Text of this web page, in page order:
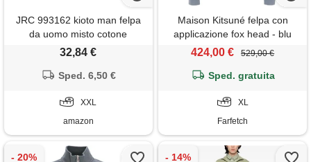
JRC 993162 kioto man felpa
da uomo misto cotone
poliestere collo a lupetto
32,84 €
Sped. 6,50 €
XXL
amazon
Maison Kitsuné felpa con
applicazione fox head - blu
424,00 € 529,00 €
Sped. gratuita
XL
Farfetch